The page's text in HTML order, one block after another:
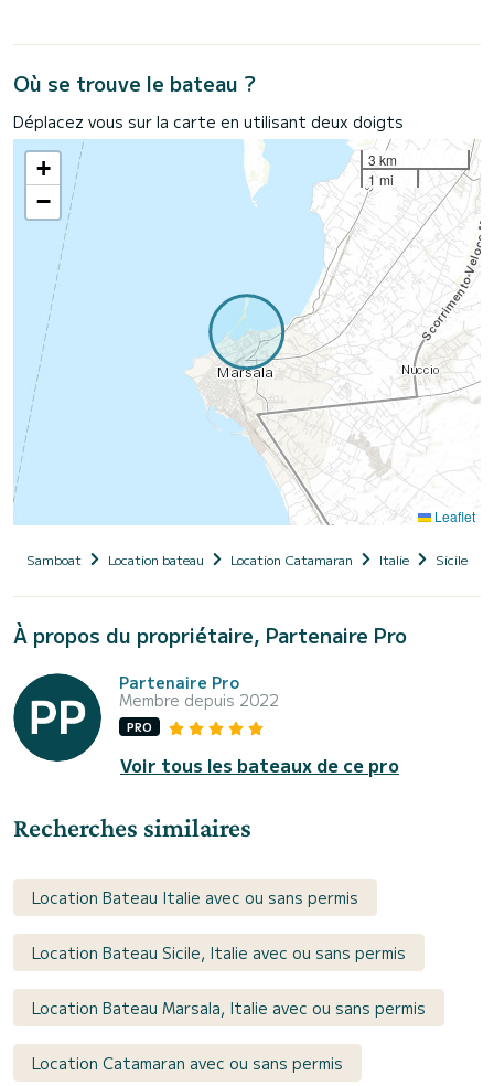
Où se trouve le bateau ?
Déplacez vous sur la carte en utilisant deux doigts
+
−
3 km
1 mi
Leaflet
Samboat Location bateau Location Catamaran Italie Sicile
À propos du propriétaire, Partenaire Pro
Partenaire Pro
Membre depuis 2022
PRO
Voir tous les bateaux de ce pro
Recherches similaires
Location Bateau Italie avec ou sans permis
Location Bateau Sicile, Italie avec ou sans permis
Location Bateau Marsala, Italie avec ou sans permis
Location Catamaran avec ou sans permis